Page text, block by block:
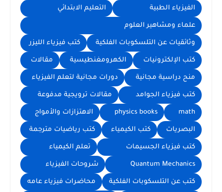
الفيزياء الطبية التعليم الابتدائي
علماء ومشاهير العلوم
وثائقيات عن التلسكوبات الفلكية كتب فيزياء الليزر
كتب الإلكترونيات الكهرومغنطيسية مقالات
منح دراسية مجانية دورات مجانية لتعلم الفيزياء
كتب فيزياء الجوامد مقالات ترويجية مدفوعة
math
physics books الاهتزازات والأمواج
البصريات كتب الكيمياء كتب رياضيات مترجمة
كتب فيزياء الجسيمات تعلم الكيمياء
Quantum Mechanics شروحات الفيزياء
كتب عن التلسكوبات الفلكية محاضرات فيزياء عامه